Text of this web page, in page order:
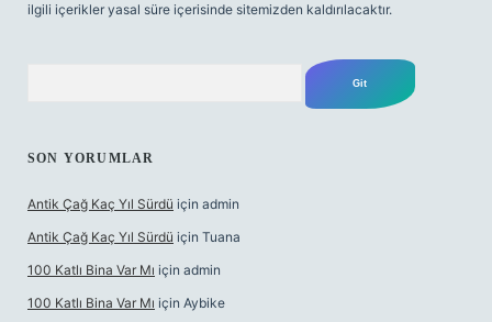
ilgili içerikler yasal süre içerisinde sitemizden kaldırılacaktır.
SON YORUMLAR
Antik Çağ Kaç Yıl Sürdü için admin
Antik Çağ Kaç Yıl Sürdü için Tuana
100 Katlı Bina Var Mı için admin
100 Katlı Bina Var Mı için Aybike